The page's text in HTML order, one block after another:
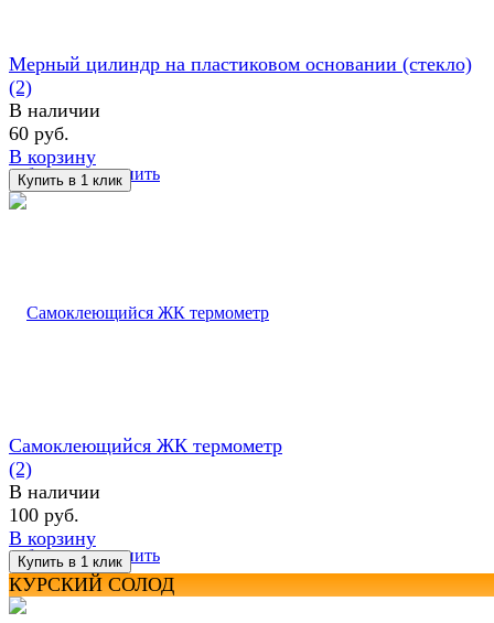
избранное сравнить
Мерный цилиндр на пластиковом основании (стекло)
(2)
В наличии
60 руб.
В корзину
избранное сравнить
Самоклеющийся ЖК термометр
(2)
В наличии
100 руб.
В корзину
КУРСКИЙ СОЛОД